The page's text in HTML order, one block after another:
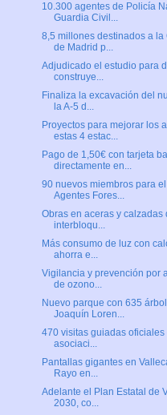
10.300 agentes de Policía
Guardia Civil...
8,5 millones destinados a la
de Madrid p...
Adjudicado el estudio para
construye...
Finaliza la excavación del
la A-5 d...
Proyectos para mejorar los
estas 4 estac...
Pago de 1,50€ con tarjeta
directamente en...
90 nuevos miembros para
Agentes Fores...
Obras en aceras y calzadas
interbloqu...
Más consumo de luz con
ahorra e...
Vigilancia y prevención por
de ozono...
Nuevo parque con 635
Joaquín Loren...
470 visitas guiadas oficiales
asociaci...
Pantallas gigantes en
Rayo en...
Adelante el Plan Estatal de
2030, co...